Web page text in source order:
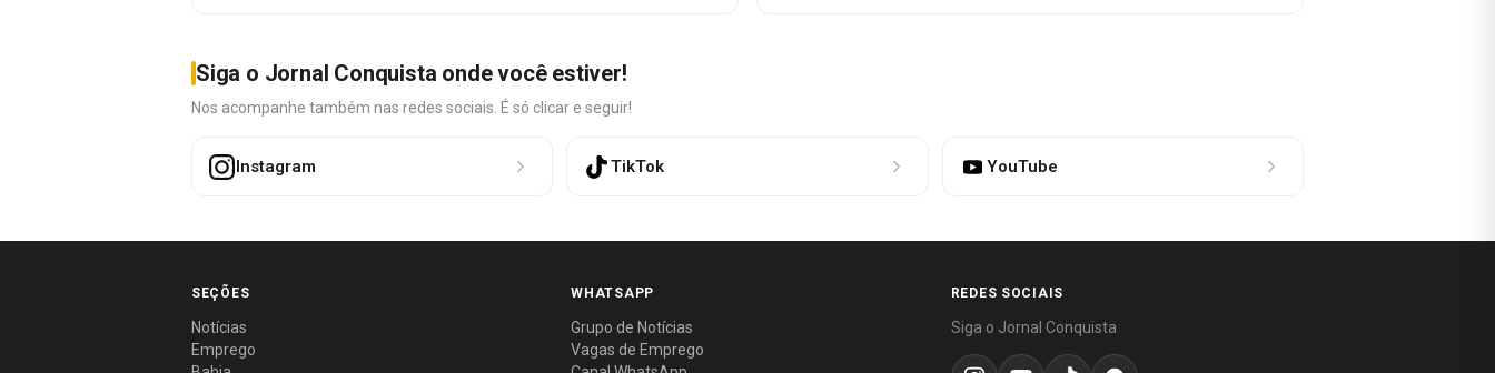
Siga o Jornal Conquista onde você estiver!
Nos acompanhe também nas redes sociais. É só clicar e seguir!
Instagram TikTok YouTube
SEÇÕES
Notícias
Emprego
WHATSAPP
Grupo de Notícias
Vagas de Emprego
REDES SOCIAIS
Siga o Jornal Conquista